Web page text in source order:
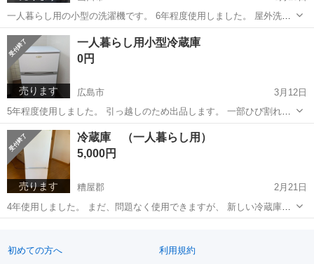
一人暮らし用の小型の洗濯機です。 6年程度使用しました。 屋外洗濯
機置き場に置いていたのでボタンの部分が浮いているところがありま
すが、問題なく使用できます。
山口 山口市 生活家電 小型
売ります
一人暮らし用小型冷蔵庫
0円
広島市
3月12日
5年程度使用しました。 引っ越しのため出品します。 一部ひび割れし
ているところがありますが、問題なく使用できます。 小型なので学生
さんやサブの冷蔵庫としていかがですか？ 3/19までにお取引できる方
よろしくお願いいたします。
広島 広島市 キッチン家電 小型
売ります
冷蔵庫 （一人暮らし用）
5,000円
糟屋郡
2月21日
4年使用しました。 まだ、問題なく使用できますが、 新しい冷蔵庫を
購入し不要となったので誰がに引き取っていただきたいと思い出品し
っていました。 異臭などはあり...
初めての方へ 利用規約